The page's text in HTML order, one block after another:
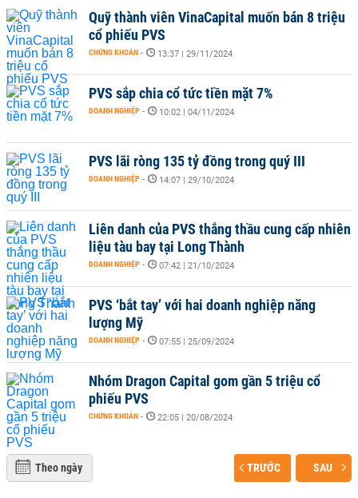
Quỹ thành viên VinaCapital muốn bán 8 triệu
cổ phiếu PVS
CHỨNG KHOÁN - 13:37 | 29/11/2024
PVS sắp chia cổ tức tiền mặt 7%
DOANH NGHIỆP - 10:02 | 04/11/2024
PVS lãi ròng 135 tỷ đồng trong quý III
DOANH NGHIỆP - 14:07 | 29/10/2024
Liên danh của PVS thắng thầu cung cấp nhiên
liệu tàu bay tại Long Thành
DOANH NGHIỆP - 07:42 | 21/10/2024
PVS ‘bắt tay’ với hai doanh nghiệp năng
lượng Mỹ
DOANH NGHIỆP - 07:55 | 25/09/2024
Nhóm Dragon Capital gom gần 5 triệu cổ
phiếu PVS
CHỨNG KHOÁN - 22:05 | 20/08/2024
Theo ngày TRƯỚC SAU